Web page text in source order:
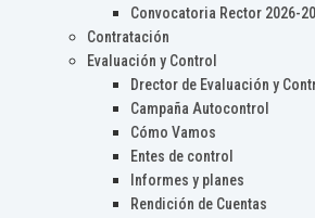
Convocatoria Rector 2026-
Contratación
Evaluación y Control
Drector de Evaluación y
Campaña Autocontrol
Cómo Vamos
Entes de control
Informes y planes
Rendición de Cuentas